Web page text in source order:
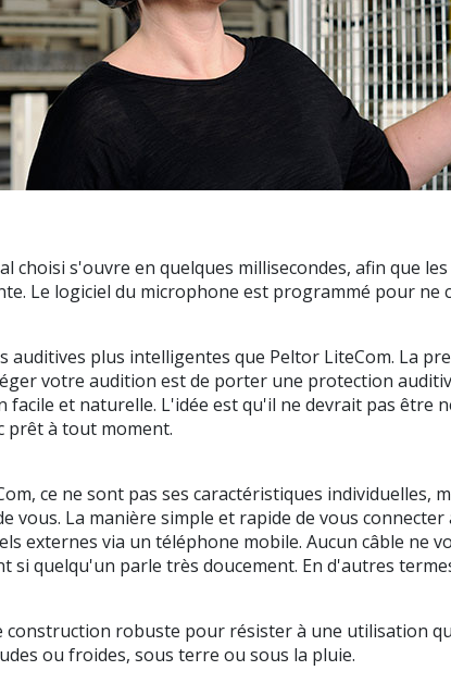
choisi s'ouvre en quelques millisecondes, afin que
Le logiciel du microphone est programmé pour
plus intelligentes que Peltor LiteCom. La
votre audition est de porter une protection
et naturelle. L'idée est qu'il ne devrait pas être
prêt à tout moment.
ce ne sont pas ses caractéristiques individuelles,
La manière simple et rapide de vous
externes via un téléphone mobile. Aucun câble ne
si quelqu'un parle très doucement. En d'autres
construction robuste pour résister à une utilisation
ou froides, sous terre ou sous la pluie.